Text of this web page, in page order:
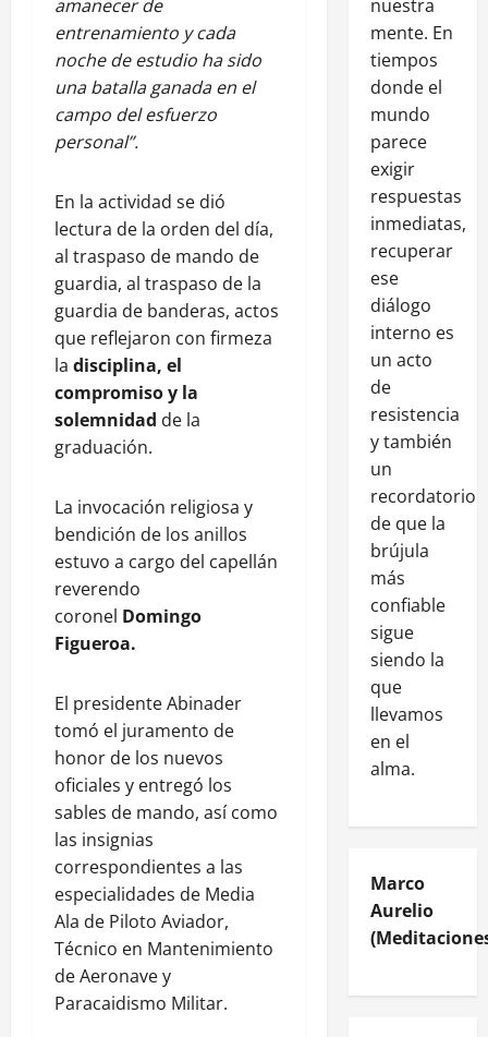
amanecer de
entrenamiento y cada
noche de estudio ha sido
una batalla ganada en el
campo del esfuerzo
personal”.
En la actividad se dió
lectura de la orden del día,
al traspaso de mando de
guardia, al traspaso de la
guardia de banderas, actos
que reflejaron con firmeza
la disciplina, el
compromiso y la
solemnidad de la
graduación.
La invocación religiosa y
bendición de los anillos
estuvo a cargo del capellán
reverendo
coronel Domingo
Figueroa.
El presidente Abinader
tomó el juramento de
honor de los nuevos
oficiales y entregó los
sables de mando, así como
las insignias
correspondientes a las
especialidades de Media
Ala de Piloto Aviador,
Técnico en Mantenimiento
de Aeronave y
Paracaidismo Militar.
nuestra
mente. En
tiempos
donde el
mundo
parece
exigir
respuestas
inmediatas,
recuperar
ese
diálogo
interno es
un acto
de
resistencia
y también
un
recordatorio
de que la
brújula
más
confiable
sigue
siendo la
que
llevamos
en el
alma.
Marco
Aurelio